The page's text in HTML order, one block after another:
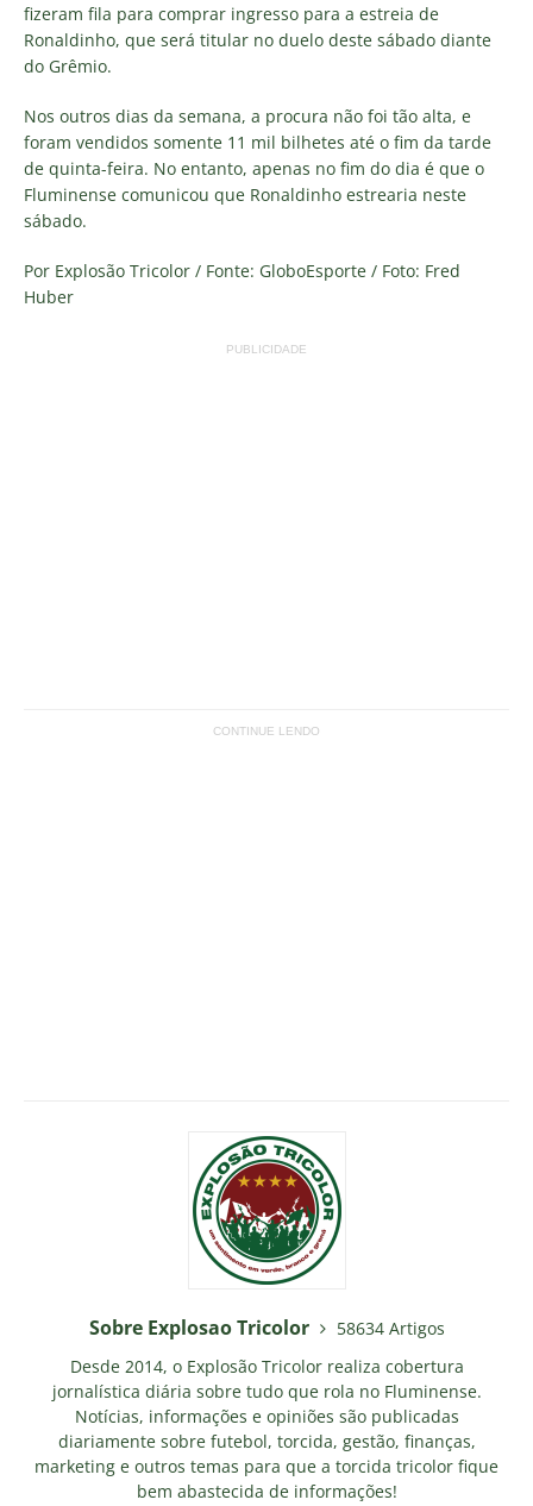
fizeram fila para comprar ingresso para a estreia de
Ronaldinho, que será titular no duelo deste sábado diante
do Grêmio.
Nos outros dias da semana, a procura não foi tão alta, e
foram vendidos somente 11 mil bilhetes até o fim da tarde
de quinta-feira. No entanto, apenas no fim do dia é que o
Fluminense comunicou que Ronaldinho estrearia neste
sábado.
Por Explosão Tricolor / Fonte: GloboEsporte / Foto: Fred
Huber
PUBLICIDADE
CONTINUE LENDO
Sobre Explosao Tricolor
58634 Artigos
Desde 2014, o Explosão Tricolor realiza cobertura
jornalística diária sobre tudo que rola no Fluminense.
Notícias, informações e opiniões são publicadas
diariamente sobre futebol, torcida, gestão, finanças,
marketing e outros temas para que a torcida tricolor fique
bem abastecida de informações!